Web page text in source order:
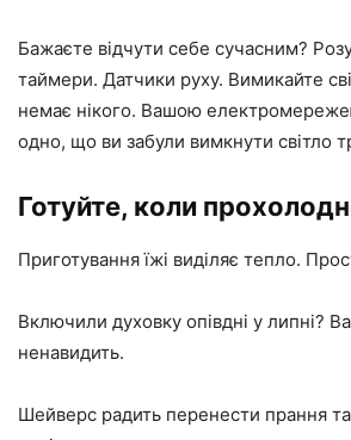
Бажаєте відчути себе сучасним?
таймери. Датчики руху. Вимикайте
немає нікого. Вашою
одно, що ви забули вимкнути світло
Готуйте, коли
Приготування їжі виділяє тепло.
Включили духовку опівдні у липні?
ненавидить.
Шейверс радить перенести прання